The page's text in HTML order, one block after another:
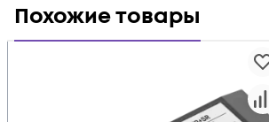
Похожие товары